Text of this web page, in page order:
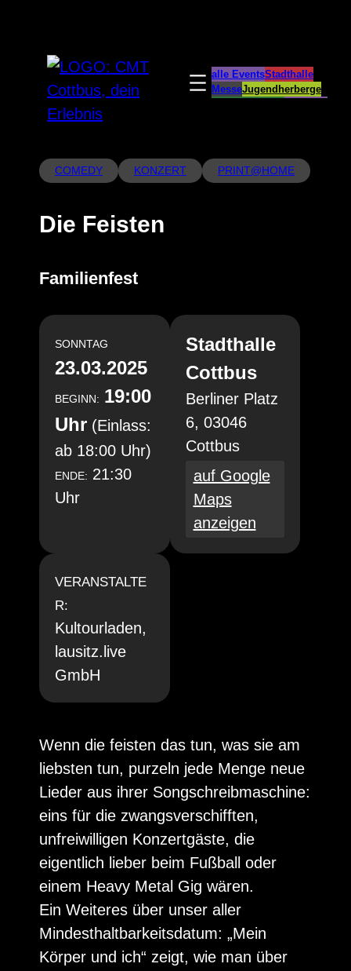
springen
alle EventsStadthalle
MesseJugendherberge
COMEDY KONZERT PRINT@HOME
Die Feisten
Familienfest
SONNTAG
23.03.2025
BEGINN: 19:00
Uhr (Einlass:
ab 18:00 Uhr)
ENDE: 21:30
Uhr
Stadthalle
Cottbus
Berliner Platz
6, 03046
Cottbus
auf Google
Maps
anzeigen
VERANSTALTE
R:
Kultourladen,
lausitz.live
GmbH
Wenn die feisten das tun, was sie am
liebsten tun, purzeln jede Menge neue
Lieder aus ihrer Songschreibmaschine:
eins für die zwangsverschifften,
unfreiwilligen Konzertgäste, die
eigentlich lieber beim Fußball oder
einem Heavy Metal Gig wären.
Ein Weiteres über unser aller
Mindesthaltbarkeitsdatum: „Mein
Körper und ich“ zeigt, wie man über